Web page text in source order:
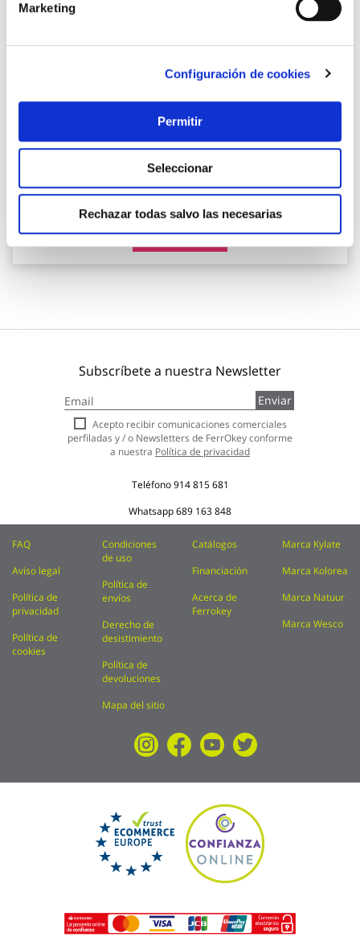
Marketing
Configuración de cookies
Permitir
Seleccionar
Rechazar todas salvo las necesarias
Pintura spray next satinado 400 ml beige paris motip
8,17 €
Añadir al carrito
Subscríbete a nuestra Newsletter
a
nuestro
boletín
de
Enviar
Acepto recibir comunicaciones comerciales
perfiladas y / o Newsletters de FerrOkey conforme
a nuestra Política de privacidad
Teléfono914 815 681
Whatsapp689 163 848
FAQ
Aviso legal
Política de
privacidad
Política de
cookies
Condiciones
de uso
Política de
envíos
Derecho de
desistimiento
Política de
devoluciones
Mapa del sitio
Catálogos
Financiación
Acerca de
Ferrokey
Marca Kylate
Marca Kolorea
Marca Natuur
Marca Wesco